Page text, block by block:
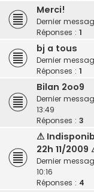
Merci!
Dernier
Réponses : 1
bj a tous
Dernier
Réponses : 1
Bilan 2oo9
Dernier
13:49
Réponses : 3
⚠
22h 11/2009
Dernier
10:16
Réponses : 4